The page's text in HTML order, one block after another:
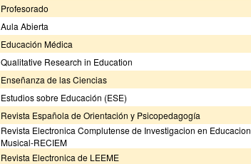
Profesorado
Aula Abierta
Educación Médica
Qualitative Research in Education
Enseñanza de las Ciencias
Estudios sobre Educación (ESE)
Revista Española de Orientación y Psicopedagogía
Revista Electronica Complutense de Investigacion en Educacion
Musical-RECIEM
Revista Electronica de LEEME